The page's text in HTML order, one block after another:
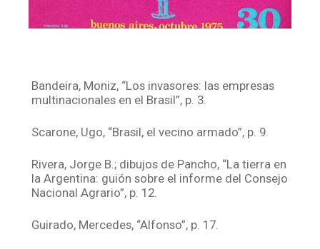
Bandeira, Moniz, “Los invasores: las empresas
multinacionales en el Brasil”, p. 3.
Scarone, Ugo, “Brasil, el vecino armado”, p. 9.
Rivera, Jorge B.; dibujos de Pancho, “La tierra en
la Argentina: guión sobre el informe del Consejo
Nacional Agrario”, p. 12.
Guirado, Mercedes, “Alfonso”, p. 17.